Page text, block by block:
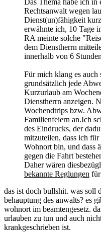
Rechtsanwalt wegen
Dienst(un)fähigkeit
erwähnte ich, 10 Tage
RA meinte solche
dem Dienstherrn
innerhalb von 6
Für mich klang es auch
grundsätzlich jede
Kurzurlaub am
Dienstherrn anzeigen.
Wochendtrips bzw.
Familienfeiern an.Ich
des Eindrucks, der
mitzuteilen, dass ich
Wohnort bin, und dass
gegen die Fahrt
Daher wären
bekannte Reglungen
das ist doch bullshit. was soll
behauptung des anwalts? es
wohnort im beamtengesetz.
urlauben zu tun und auch
krankgeschrieben ist.